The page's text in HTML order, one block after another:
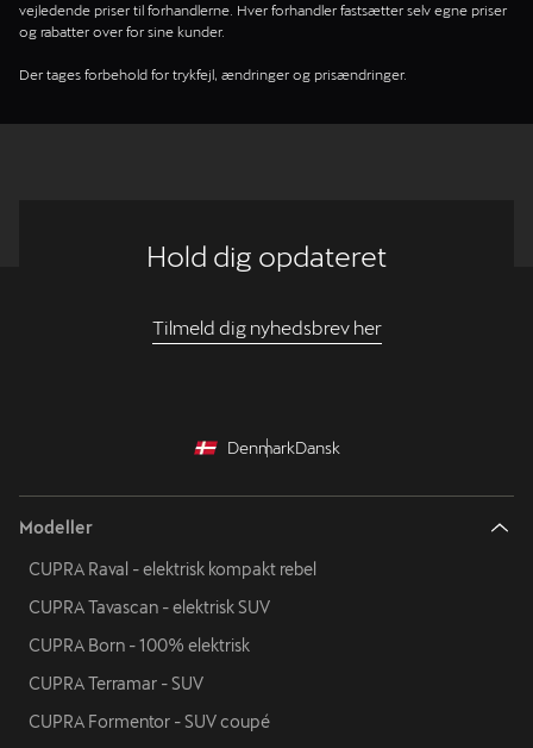
vejledende priser til forhandlerne. Hver forhandler fastsætter selv egne priser
og rabatter over for sine kunder.
Der tages forbehold for trykfejl, ændringer og prisændringer.
Hold dig opdateret
Tilmeld dig nyhedsbrev her
DenmarkDansk
Modeller
CUPRA Raval - elektrisk kompakt rebel
CUPRA Tavascan - elektrisk SUV
CUPRA Born - 100% elektrisk
CUPRA Terramar - SUV
CUPRA Formentor - SUV coupé